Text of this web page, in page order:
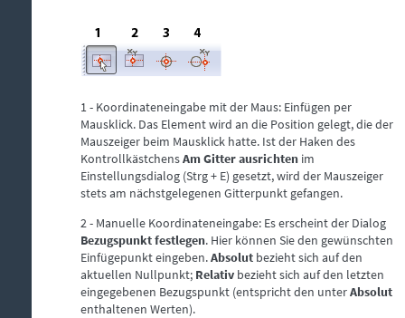
1 - Koordinateneingabe mit der Maus: Einfügen per
Mausklick. Das Element wird an die Position gelegt, die der
Mauszeiger beim Mausklick hatte. Ist der Haken des
KontrollkästchensAm Gitter ausrichten im
Einstellungsdialog (Strg + E) gesetzt, wird der Mauszeiger
stets am nächstgelegenen Gitterpunkt gefangen.
2 - Manuelle Koordinateneingabe: Es erscheint der Dialog
Bezugspunkt festlegen. Hier können Sie den gewünschten
Einfügepunkt eingeben.Absolut bezieht sich auf den
aktuellen Nullpunkt; Relativ bezieht sich auf den letzten
eingegebenen Bezugspunkt (entspricht den unterAbsolut
enthaltenen Werten).